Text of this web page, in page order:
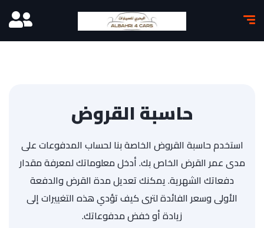
حاسبة القروض
استخدم حاسبة القروض الخاصة بنا لحساب المدفوعات على
مدى عمر القرض الخاص بك. أدخل معلوماتك لمعرفة مقدار
دفعاتك الشهرية. يمكنك تعديل مدة القرض والدفعة
الأولى وسعر الفائدة لترى كيف تؤدي هذه التغييرات إلى
زيادة أو خفض مدفوعاتك.